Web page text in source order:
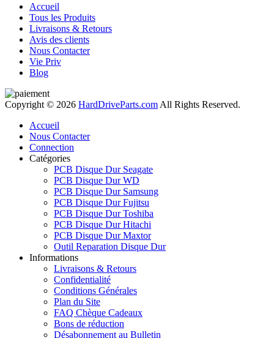
Accueil
Tous les Produits
Livraisons & Retours
Avis des clients
Nous Contacter
Vie Priv
Blog
Copyright © 2026 HardDriveParts.com All Rights Reserved.
Accueil
Nous Contacter
Connection
Catégories
PCB Disque Dur Seagate
PCB Disque Dur WD
PCB Disque Dur Samsung
PCB Disque Dur Fujitsu
PCB Disque Dur Toshiba
PCB Disque Dur Hitachi
PCB Disque Dur Maxtor
Outil Reparation Disque Dur
Informations
Livraisons & Retours
Confidentialité
Conditions Générales
Plan du Site
FAQ Chèque Cadeaux
Bons de réduction
Désabonnement au Bulletin